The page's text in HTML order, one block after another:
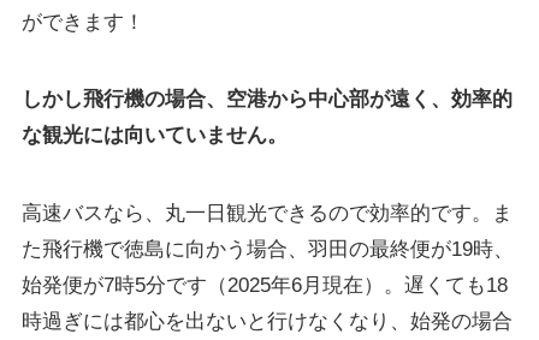
ができます！
しかし飛行機の場合、空港から中心部が遠く、効率的
な観光には向いていません。
高速バスなら、丸一日観光できるので効率的です。ま
た飛行機で徳島に向かう場合、羽田の最終便が19時、
始発便が7時5分です（2025年6月現在）。遅くても18
時過ぎには都心を出ないと行けなくなり、始発の場合